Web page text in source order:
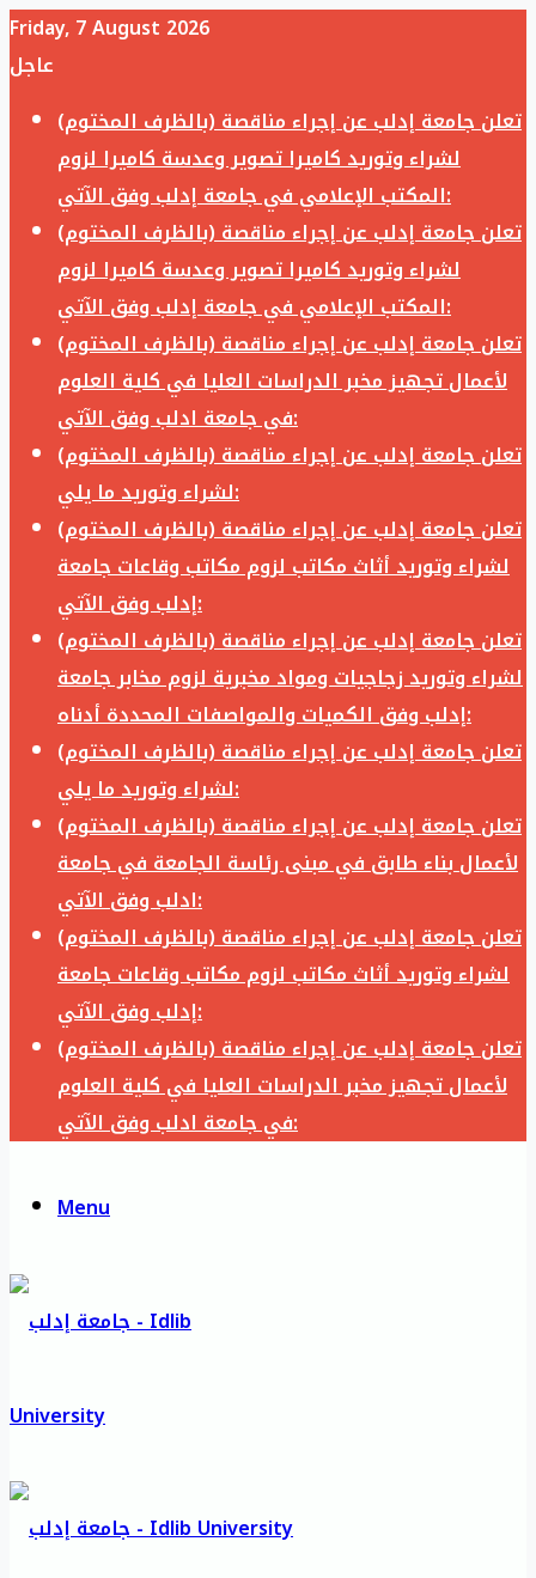
Friday, 7 August 2026
عاجل
تعلن جامعة إدلب عن إجراء مناقصة (بالظرف المختوم)
لشراء وتوريد كاميرا تصوير وعدسة كاميرا لزوم
المكتب الإعلامي في جامعة إدلب وفق الآتي:
تعلن جامعة إدلب عن إجراء مناقصة (بالظرف المختوم)
لشراء وتوريد كاميرا تصوير وعدسة كاميرا لزوم
المكتب الإعلامي في جامعة إدلب وفق الآتي:
تعلن جامعة إدلب عن إجراء مناقصة (بالظرف المختوم)
لأعمال تجهيز مخبر الدراسات العليا في كلية العلوم
في جامعة ادلب وفق الآتي:
تعلن جامعة إدلب عن إجراء مناقصة (بالظرف المختوم)
لشراء وتوريد ما يلي:
تعلن جامعة إدلب عن إجراء مناقصة (بالظرف المختوم)
لشراء وتوريد أثاث مكاتب لزوم مكاتب وقاعات جامعة
إدلب وفق الآتي:
تعلن جامعة إدلب عن إجراء مناقصة (بالظرف المختوم)
لشراء وتوريد زجاجيات ومواد مخبرية لزوم مخابر جامعة
إدلب وفق الكميات والمواصفات المحددة أدناه:
تعلن جامعة إدلب عن إجراء مناقصة (بالظرف المختوم)
لشراء وتوريد ما يلي:
تعلن جامعة إدلب عن إجراء مناقصة (بالظرف المختوم)
لأعمال بناء طابق في مبنى رئاسة الجامعة في جامعة
ادلب وفق الآتي:
تعلن جامعة إدلب عن إجراء مناقصة (بالظرف المختوم)
لشراء وتوريد أثاث مكاتب لزوم مكاتب وقاعات جامعة
إدلب وفق الآتي:
تعلن جامعة إدلب عن إجراء مناقصة (بالظرف المختوم)
لأعمال تجهيز مخبر الدراسات العليا في كلية العلوم
في جامعة ادلب وفق الآتي:
Menu